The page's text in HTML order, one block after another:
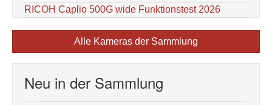
RICOH Caplio 500G wide Funktionstest 2026
Alle Kameras der Sammlung
Neu in der Sammlung